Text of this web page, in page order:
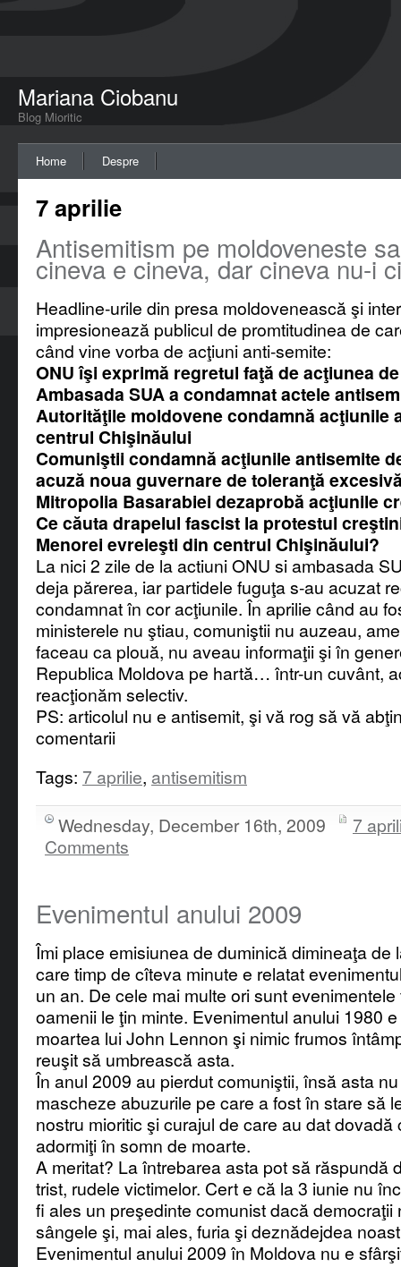
Mariana Ciobanu
Blog Mioritic
Home Despre
7 aprilie
Antisemitism pe moldoveneste
cineva e cineva, dar cineva nu-i
Headline-urile din presa moldovenească şi
impresionează publicul de promtitudinea de
când vine vorba de acţiuni anti-semite:
ONU îşi exprimă regretul faţă de acţiunea
Ambasada SUA a condamnat actele
Autorităţile moldovene condamnă acţiunile
centrul Chişinăului
Comuniştii condamnă acţiunile antisemite
acuză noua guvernare de toleranţă
Mitropolia Basarabiei dezaprobă acţiunile
Ce căuta drapelul fascist la protestul
Menorei evreieşti din centrul Chişinăului?
La nici 2 zile de la actiuni ONU si ambasada
deja părerea, iar partidele fuguţa s-au acuzat
condamnat în cor acţiunile. În aprilie când au
ministerele nu ştiau, comuniştii nu auzeau,
faceau ca plouă, nu aveau informaţii şi în
Republica Moldova pe hartă… într-un cuvânt,
reacţionăm selectiv.
PS: articolul nu e antisemit, şi vă rog să vă
comentarii
Tags: 7 aprilie, antisemitism
Wednesday, December 16th, 2009
7
Comments
Evenimentul anului 2009
Îmi place emisiunea de duminică dimineaţa de
care timp de cîteva minute e relatat
un an. De cele mai multe ori sunt
oamenii le ţin minte. Evenimentul anului 1980
moartea lui John Lennon şi nimic frumos
reuşit să umbrească asta.
În anul 2009 au pierdut comuniştii, însă asta
mascheze abuzurile pe care a fost în stare să
nostru mioritic şi curajul de care au dat dovadă
adormiţi în somn de moarte.
A meritat? La întrebarea asta pot să răspundă
trist, rudele victimelor. Cert e că la 3 iunie nu
fi ales un preşedinte comunist dacă democraţii
sângele şi, mai ales, furia şi deznădejdea
Evenimentul anului 2009 în Moldova nu e